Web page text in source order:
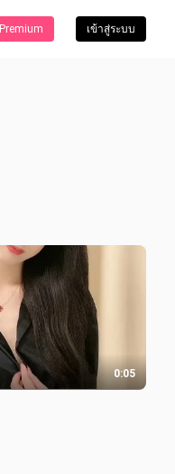
Premium เข้าสู่ระบบ
0:05